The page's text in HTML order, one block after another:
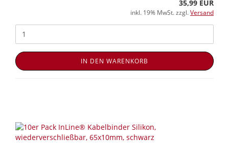
35,99 EUR
inkl. 19% MwSt. zzgl.Versand
IN DEN WARENKORB